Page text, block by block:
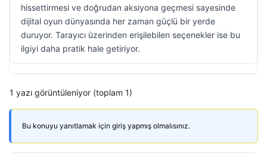
hissettirmesi ve doğrudan aksiyona geçmesi sayesinde
dijital oyun dünyasında her zaman güçlü bir yerde
duruyor. Tarayıcı üzerinden erişilebilen seçenekler ise bu
ilgiyi daha pratik hale getiriyor.
1 yazı görüntüleniyor (toplam 1)
Bu konuyu yanıtlamak için giriş yapmış olmalısınız.